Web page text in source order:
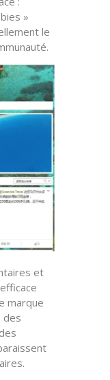
»
le
et
marque
des